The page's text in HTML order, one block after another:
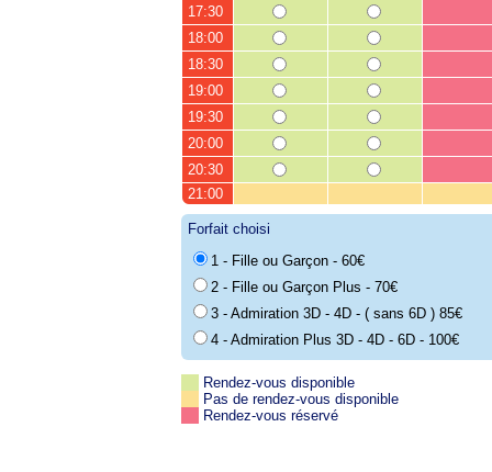
17:30
18:00
18:30
19:00
19:30
20:00
20:30
21:00
Forfait choisi
1 - Fille ou Garçon - 60€
2 - Fille ou Garçon Plus - 70€
3 - Admiration 3D - 4D - ( sans 6D ) 85€
4 - Admiration Plus 3D - 4D - 6D - 100€
Rendez-vous disponible
Pas de rendez-vous disponible
Rendez-vous réservé